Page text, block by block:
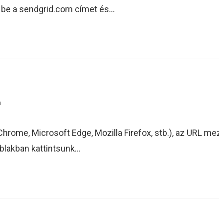
be a sendgrid.com címet és…
Microsoft Edge, Mozilla Firefox, stb.), az URL
kattintsunk…